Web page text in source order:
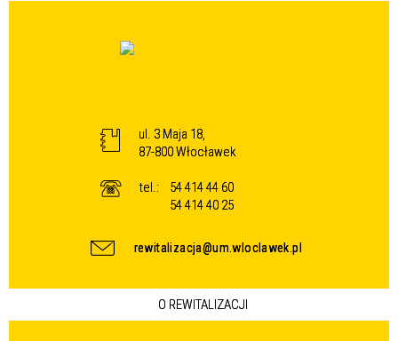
ul. 3 Maja 18,
87-800 Włocławek
tel.:
54 414 44 60
54 414 40 25
rewitalizacja@um.wloclawek.pl
O REWITALIZACJI